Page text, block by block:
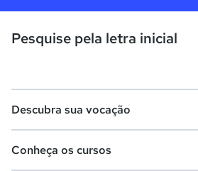
Pesquise pela letra inicial
Descubra sua vocação
Conheça os cursos